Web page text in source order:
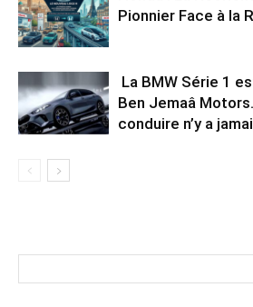
Pionnier Face à la
La BMW Série 1
Ben Jemaâ
conduire n’y a